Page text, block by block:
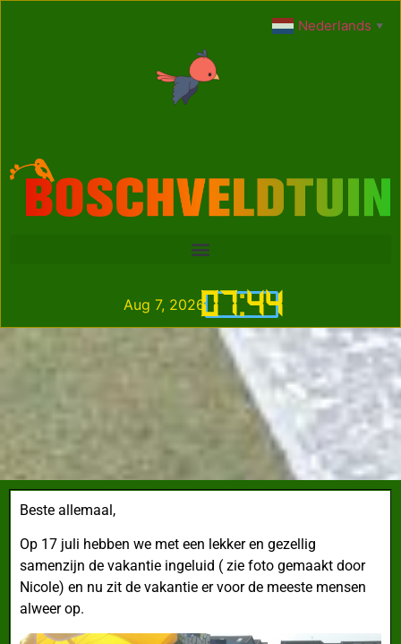
07:44
Aug 7, 2026
Beste allemaal,
Op 17 juli hebben we met een lekker en gezellig
samenzijn de vakantie ingeluid ( zie foto gemaakt door
Nicole) en nu zit de vakantie er voor de meeste mensen
alweer op.
Nederlands ▼